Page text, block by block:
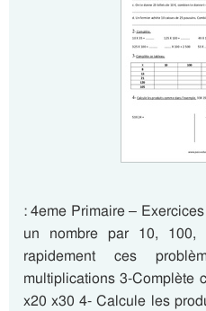
: 4eme Primaire –
un nombre par 10,
rapidement ces
multiplications 3-Complète
x20 x30 4- Calcule les